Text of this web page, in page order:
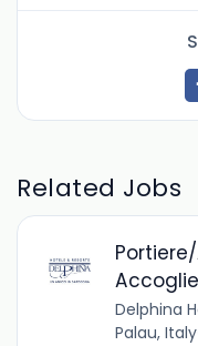
Related Jobs
Delphina
Palau, Italy